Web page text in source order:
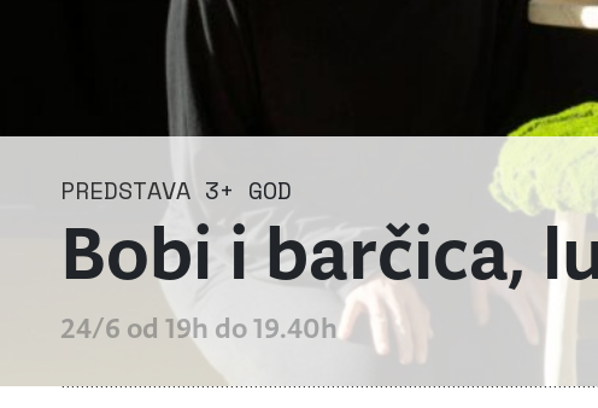
PREDSTAVA 3+ GOD
Bobi i barčica,
24/6 od 19h do 19.40h